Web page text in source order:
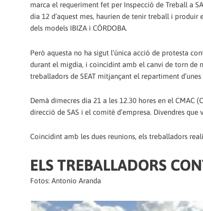
marca el requeriment fet per Inspecció de Treball a
dia 12 d’aquest mes, haurien de tenir treball i produir
dels models IBIZA i CÓRDOBA.
Però aquesta no ha sigut l’única acció de protesta
durant el migdia, i coincidint amb el canvi de torn de
treballadors de SEAT mitjançant el repartiment
Demà dimecres dia 21 a les 12.30 hores en el CMAC
direcció de SAS i el comitè d’empresa. Divendres
Coincidint amb les dues reunions, els treballadors
ELS TREBALLADORS
Fotos: Antonio Aranda